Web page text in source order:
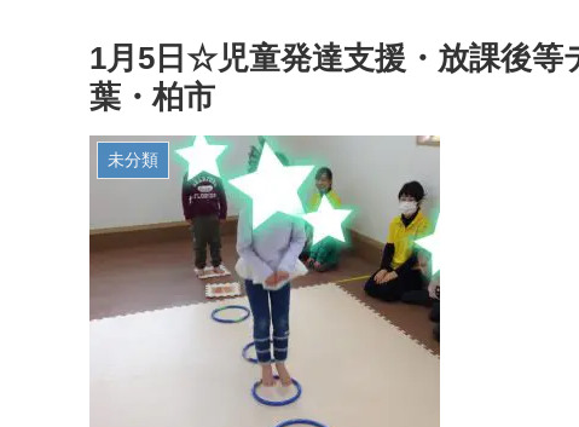
1月5日☆児童発達支援・放課後等
葉・柏市
未分類